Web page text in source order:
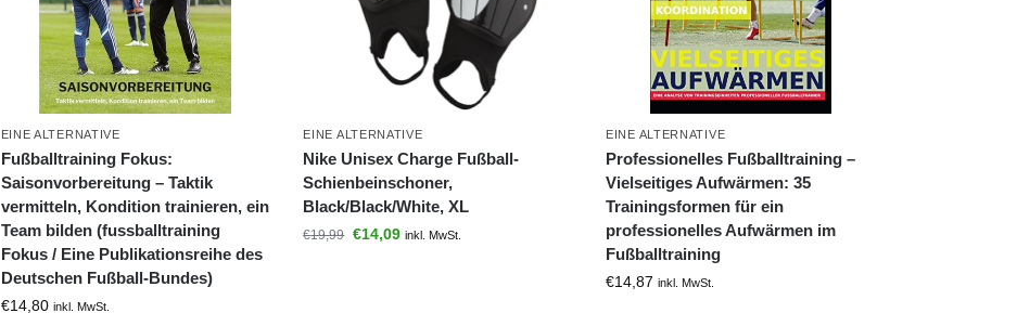
EINE ALTERNATIVE
Fußballtraining Fokus:
Saisonvorbereitung – Taktik
vermitteln, Kondition trainieren, ein
Team bilden (fussballtraining
Fokus / Eine Publikationsreihe des
Deutschen Fußball-Bundes)
€14,80 inkl. MwSt.
EINE ALTERNATIVE
Nike Unisex Charge Fußball-
Schienbeinschoner,
Black/Black/White, XL
€19,99 €14,09 inkl. MwSt.
EINE ALTERNATIVE
Professionelles Fußballtraining –
Vielseitiges Aufwärmen: 35
Trainingsformen für ein
professionelles Aufwärmen im
Fußballtraining
€14,87 inkl. MwSt.